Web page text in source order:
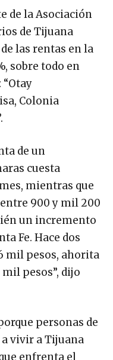
de la Asociación
de Tijuana
las rentas en la
sobre todo en
“Otay
Colonia
de un
cuesta
mientras que
900 y mil 200
un incremento
Fe. Hace dos
mil pesos, ahorita
pesos”, dijo
personas de
vivir a Tijuana
enfrenta el